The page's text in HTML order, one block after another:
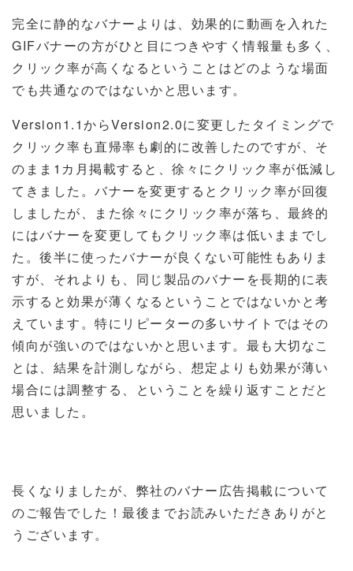
完全に静的なバナーよりは、効果的に動画を入れた
GIFバナーの方がひと目につきやすく情報量も多く、
クリック率が高くなるということはどのような場面
でも共通なのではないかと思います。
Version1.1からVersion2.0に変更したタイミングで
クリック率も直帰率も劇的に改善したのですが、そ
のまま 1 カ月掲載すると、徐々にクリック率が低減し
てきました。バナーを変更するとクリック率が回復
しましたが、また徐々にクリック率が落ち、最終的
にはバナーを変更してもクリック率は低いままでし
た。後半に使ったバナーが良くない可能性もありま
すが、それよりも、同じ製品のバナーを長期的に表
示すると効果が薄くなるということではないかと考
えています。特にリピーターの多いサイトではその
傾向が強いのではないかと思います。 最も大切なこ
とは、結果を計測しながら、想定よりも効果が薄い
場合には調整する、ということを繰り返すことだと
思いました。
長くなりましたが、弊社のバナー広告掲載について
のご報告でした！最後までお読みいただきありがと
うございます。